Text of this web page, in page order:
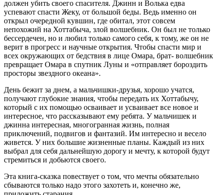
должен убить своего спасителя. Джинн и Волька едва
успевают спасти Жеку, от большой беды. Ведь именно он
открыл очередной кувшин, где обитал, этот совсем
непохожий на Хоттабыча, злой волшебник. Он был не только
бессердечен, но и любил только самого себя, к тому, же он не
верит в прогресс и научные открытия. Чтобы спасти мир и
всех окружающих от бедствия в лице Омара, брат- волшебник
превращает Омара в спутник Луны и «отправляет бороздить
просторы звездного океана».
День бежит за днем, а мальчишки-друзья, хорошо учатся,
получают глубокие знания, чтобы передать их Хоттабычу,
который с их помощью осваивает и усваивает все новое и
интересное, что рассказывают ему ребята. У мальчишек и
джинна интересная, многогранная жизнь, полная
приключений, подвигов и фантазий. Им интересно и весело
живется. У них большие жизненные планы. Каждый из них
выбрал для себя дальнейшую дорогу и мечту, к которой будут
стремиться и добьются своего.
Эта книга-сказка повествует о том, что мечты обязательно
сбываются только надо этого захотеть и, конечно же,